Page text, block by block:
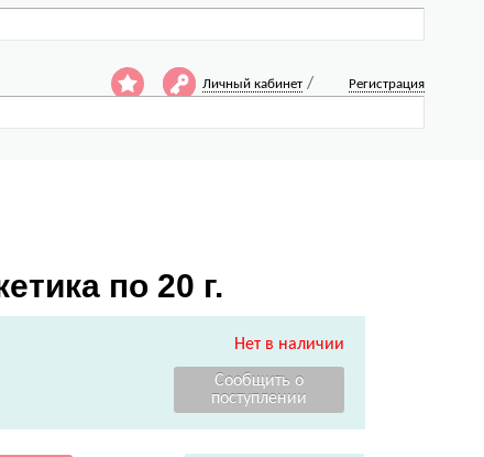
Личный кабинет / Регистрация
по 20 г.
Нет в наличии